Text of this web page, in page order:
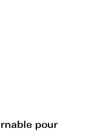
pour